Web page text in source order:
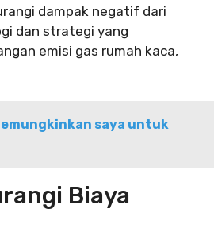
dampak negatif dari
dan strategi yang
emisi gas rumah kaca,
saya untuk
Biaya